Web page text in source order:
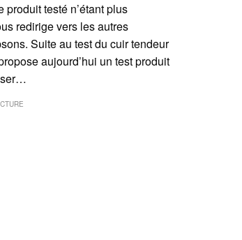
produit testé n’étant plus
redirige vers les autres
Suite au test du cuir tendeur
aujourd’hui un test produit